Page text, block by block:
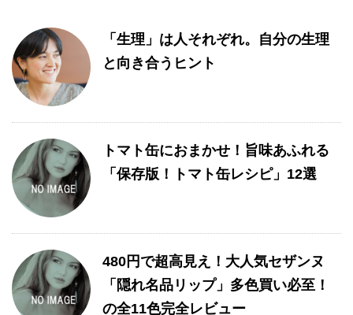
「生理」は人それぞれ。自分の生理
と向き合うヒント
トマト缶におまかせ！旨味あふれる
「保存版！トマト缶レシピ」12選
480円で超高見え！大人気セザンヌ
「隠れ名品リップ」多色買い必至！
の全11色完全レビュー